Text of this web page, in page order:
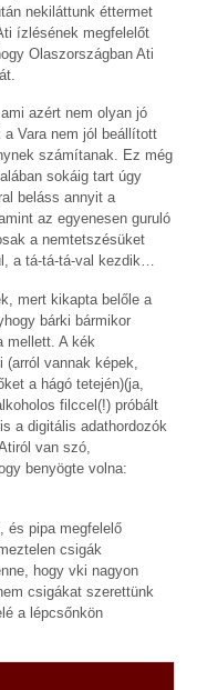
nekiláttunk éttermet
ízlésének megfelelőt
Olaszországban Ati
azért nem olyan jó
Vara nem jól beállított
számítanak. Ez még
sokáig tart úgy
beláss annyit a
az egyenesen guruló
a nemtetszésüket
a tá-tá-tá-val kezdik…
mert kikapta belőle a
bárki bármikor
mellett. A kék
vannak képek,
a hágó tetején)(ja,
filccel(!) próbált
a digitális adathordozók
van szó,
benyögte volna:
és pipa megfelelő
csigák
hogy vki nagyon
csigákat szerettünk
a lépcsőnkön